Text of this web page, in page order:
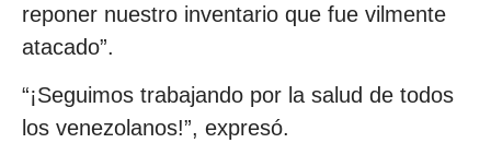
reponer nuestro inventario que fue vilmente
atacado”.
“¡Seguimos trabajando por la salud de todos
los venezolanos!”, expresó.